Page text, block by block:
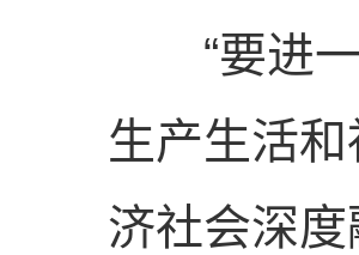
“要进一
生产生活
济社会深